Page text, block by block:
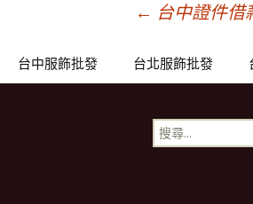
章
← 台中證件借
台中服飾批發 台北服飾批發
搜
尋